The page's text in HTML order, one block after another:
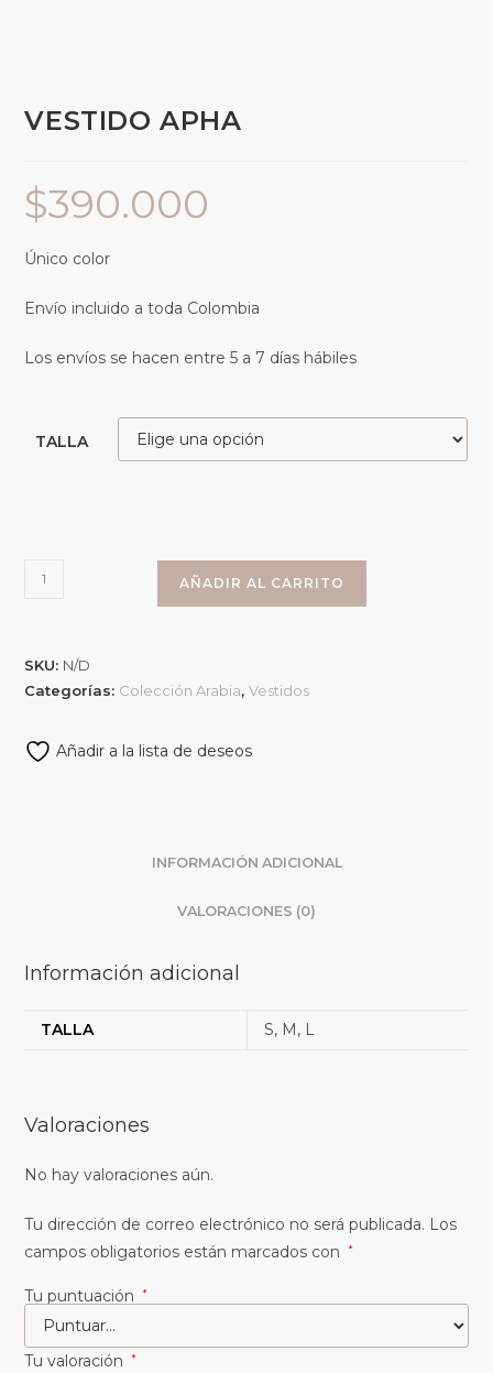
VESTIDO APHA
$390.000
Único color
Envío incluido a toda Colombia
Los envíos se hacen entre 5 a 7 días hábiles
TALLA
AÑADIR AL CARRITO
SKU: N/D
Categorías: Colección Arabia,Vestidos
Añadir a la lista de deseos
INFORMACIÓN ADICIONAL
VALORACIONES (0)
Información adicional
TALLA S, M, L
Valoraciones
No hay valoraciones aún.
Tu dirección de correo electrónico no será publicada. Los
campos obligatorios están marcados con
*
Tu puntuación *
Tu valoración *